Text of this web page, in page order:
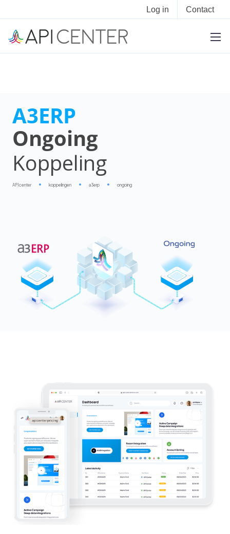
Log in Contact
A3ERP
Ongoing
Koppeling
APIcenter koppelingen a3erp ongoing